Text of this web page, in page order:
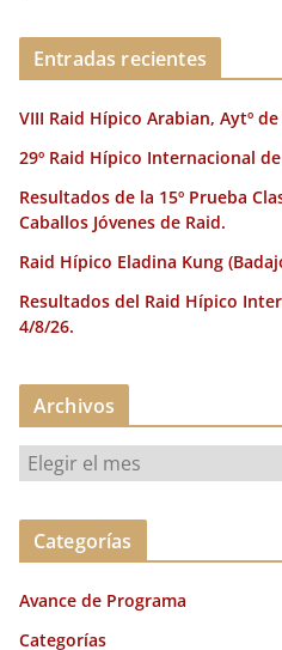
Entradas recientes
VIII Raid Hípico Arabian, Aytº
29º Raid Hípico Internacional
Resultados de la 15º Prueba
Caballos Jóvenes de Raid.
Raid Hípico Eladina Kung
Resultados del Raid Hípico
4/8/26.
Archivos
r
c
v
o
Categorías
Avance de Programa
Categorías